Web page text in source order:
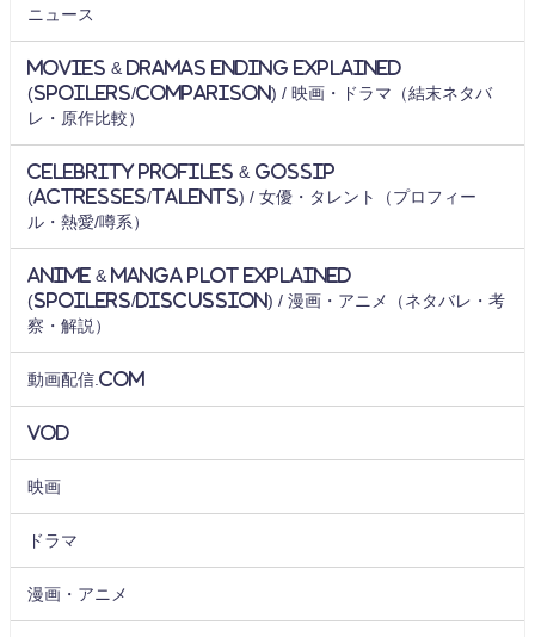
ニュース
Movies & Dramas Ending Explained
(Spoilers/Comparison) / 映画・ドラマ（結末ネタバ
レ・原作比較）
Celebrity Profiles & Gossip
(Actresses/Talents) / 女優・タレント（プロフィー
ル・熱愛/噂系）
Anime & Manga Plot Explained
(Spoilers/Discussion) / 漫画・アニメ（ネタバレ・考
察・解説）
動画配信.com
VOD
映画
ドラマ
漫画・アニメ